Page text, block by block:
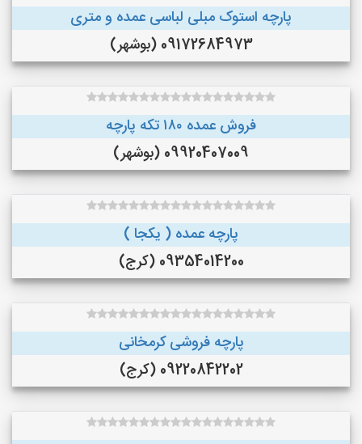
پارچه استوک مبلی لباسی عمده و متری
09172684973 (بوشهر)
فروش عمده ۱۸۰ تکه پارچه
09920407009 (بوشهر)
پارچه عمده ( یکجا )
09354014200 (کرج)
پارچه فروشی کرمخانی
09220842202 (کرج)